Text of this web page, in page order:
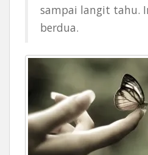
sampai langit tahu.
berdua.